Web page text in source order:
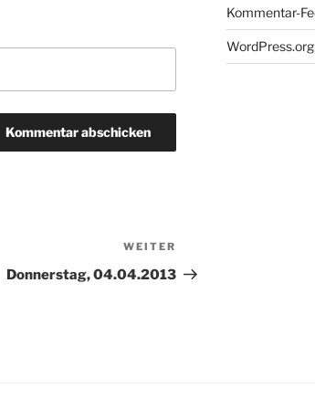
Beitrag
WEITER
Donnerstag, 04.04.2013
Kommentar-
WordPress.org